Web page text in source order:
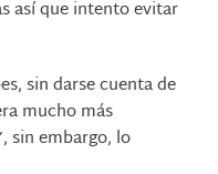
así que intento evitar
sin darse cuenta de
mucho más
sin embargo, lo